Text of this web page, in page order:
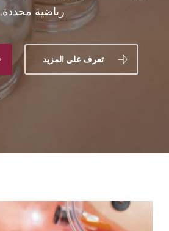
رياضية محددة.
تعرف على المزيد